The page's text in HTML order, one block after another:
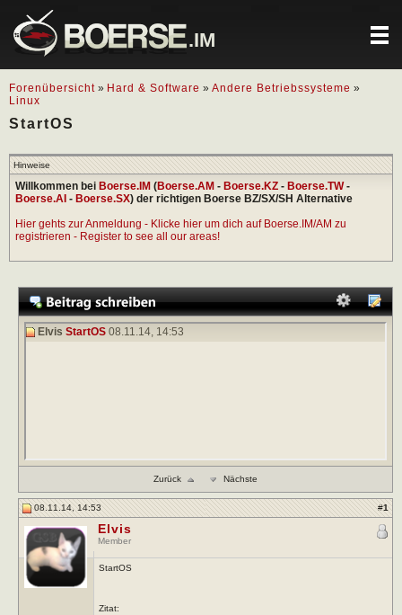
.IM
Forenübersicht » Hard & Software » Andere Betriebssysteme »
Linux
StartOS
Hinweise
Willkommen bei Boerse.IM (Boerse.AM - Boerse.KZ - Boerse.TW-
Boerse.AI - Boerse.SX) der richtigen Boerse BZ/SX/SH Alternative
Hier gehts zur Anmeldung - Klicke hier um dich auf Boerse.IM/AM zu
registrieren - Register to see all our areas!
Elvis StartOS 08.11.14, 14:53
Zurück Nächste
08.11.14, 14:53 #1
Elvis
Member
StartOS
Zitat: